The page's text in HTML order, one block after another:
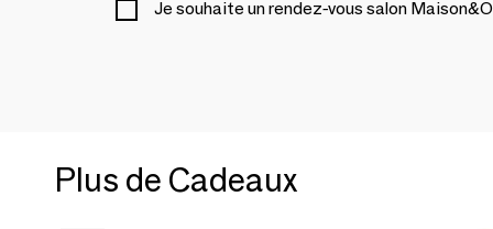
Je souhaite un rendez-vous salon
Plus de Cadeaux